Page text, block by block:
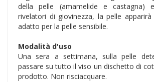
della pelle (amamelide e castagna)
rivelatori di giovinezza, la pelle
adatto per la pelle sensibile.
Modalità d'uso
Una sera a settimana, sulla pelle
passare su tutto il viso un dischetto di
prodotto. Non risciacquare.